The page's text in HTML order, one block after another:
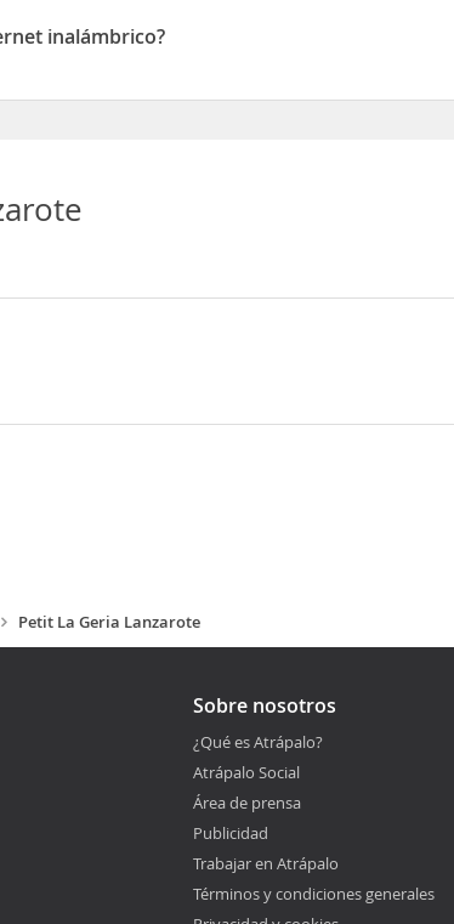
inalámbrico?
Petit La Geria Lanzarote
Sobre nosotros
¿Qué es Atrápalo?
Atrápalo Social
Área de prensa
Publicidad
Trabajar en Atrápalo
Términos y condiciones generales